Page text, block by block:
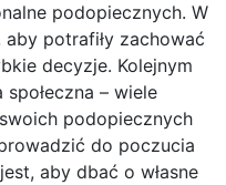
podopiecznych. W
potrafiły zachować
decyzje. Kolejnym
– wiele
podopiecznych
do poczucia
aby dbać o własne